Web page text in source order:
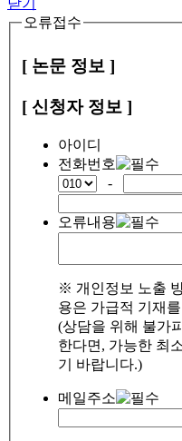
오류접수
[ 논문 정보 ]
[ 신청자 정보 ]
아이디
전화번호
-
오류내용
※ 개인정보 노출
용은 가급적 기재
(상담을 위해 불가
한다면, 가능한 최
기 바랍니다.)
메일주소